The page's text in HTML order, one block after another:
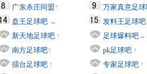
广东杀庄同盟↑
盘王足球吧 →
新天地足球吧 ↑
南方足球吧↑
擂台足球吧 ↑
万家真意足
发料王足球吧
足球爆料吧→
pk足球吧 ↑
专家足球吧 ↑